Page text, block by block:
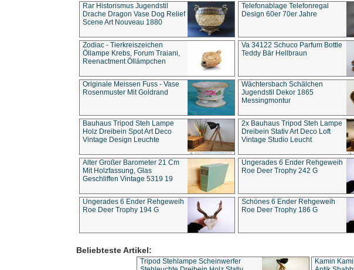
Rar Historismus Jugendstil
Drache Dragon Vase Dog Relief
Scene Art Nouveau 1880
Telefonablage Telefonregal
Design 60er 70er Jahre
Zodiac - Tierkreiszeichen
Öllampe Krebs, Forum Traiani,
Reenactment Öllämpchen
Va 34122 Schuco Parfum Bottle
Teddy Bär Hellbraun
Originale Meissen Fuss - Vase
Rosenmuster Mit Goldrand
Wächtersbach Schälchen
Jugendstil Dekor 1865
Messingmontur
Bauhaus Tripod Steh Lampe
Holz Dreibein Spot Art Deco
Vintage Design Leuchte
2x Bauhaus Tripod Steh Lampe
Dreibein Stativ Art Deco Loft
Vintage Studio Leucht
Alter Großer Barometer 21 Cm
Mit Holzfassung, Glas
Geschliffen Vintage 5319 19
Ungerades 6 Ender Rehgeweih
Roe Deer Trophy 242 G
Ungerades 6 Ender Rehgeweih
Roe Deer Trophy 194 G
Schönes 6 Ender Rehgeweih
Roe Deer Trophy 186 G
Beliebteste Artikel:
Tripod Stehlampe Scheinwerfer
Kamin